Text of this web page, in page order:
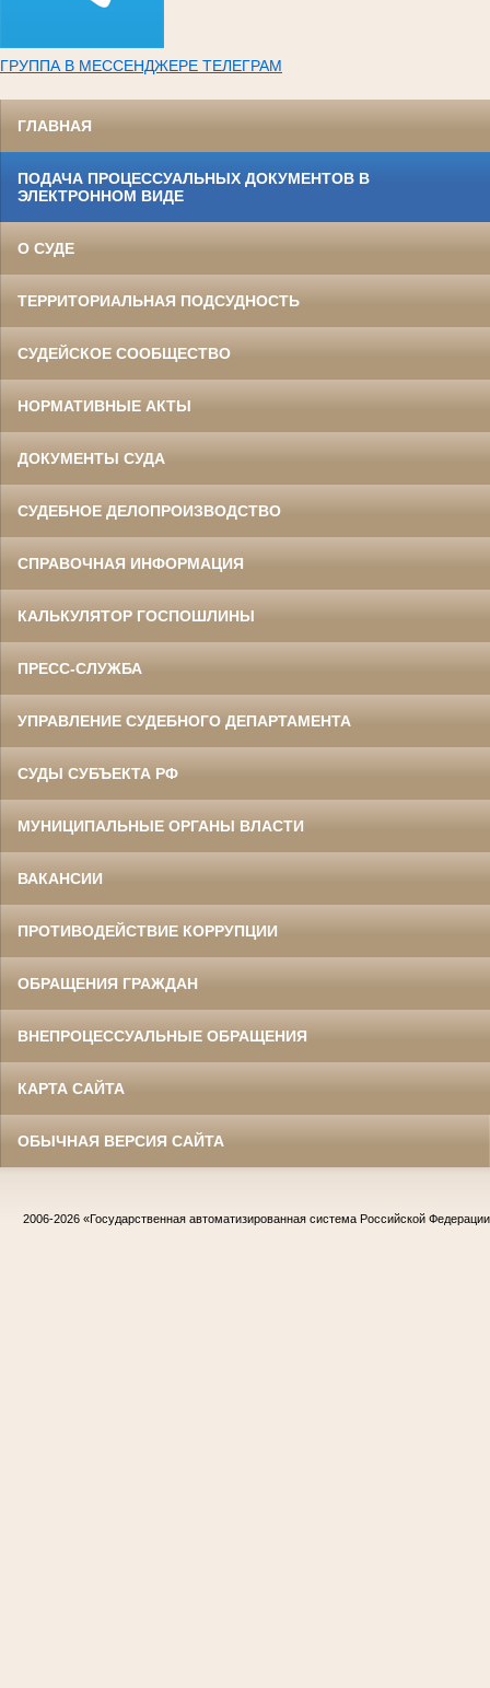
ГРУППА В МЕССЕНДЖЕРЕ ТЕЛЕГРАМ
ГЛАВНАЯ
ПОДАЧА ПРОЦЕССУАЛЬНЫХ ДОКУМЕНТОВ В
ЭЛЕКТРОННОМ ВИДЕ
О СУДЕ
ТЕРРИТОРИАЛЬНАЯ ПОДСУДНОСТЬ
СУДЕЙСКОЕ СООБЩЕСТВО
НОРМАТИВНЫЕ АКТЫ
ДОКУМЕНТЫ СУДА
СУДЕБНОЕ ДЕЛОПРОИЗВОДСТВО
СПРАВОЧНАЯ ИНФОРМАЦИЯ
КАЛЬКУЛЯТОР ГОСПОШЛИНЫ
ПРЕСС-СЛУЖБА
УПРАВЛЕНИЕ СУДЕБНОГО ДЕПАРТАМЕНТА
СУДЫ СУБЪЕКТА РФ
МУНИЦИПАЛЬНЫЕ ОРГАНЫ ВЛАСТИ
ВАКАНСИИ
ПРОТИВОДЕЙСТВИЕ КОРРУПЦИИ
ОБРАЩЕНИЯ ГРАЖДАН
ВНЕПРОЦЕССУАЛЬНЫЕ ОБРАЩЕНИЯ
КАРТА САЙТА
ОБЫЧНАЯ ВЕРСИЯ САЙТА
2006-2026 «Государственная автоматизированная система Российской